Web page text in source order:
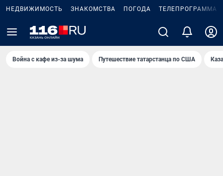
НЕДВИЖИМОСТЬ ЗНАКОМСТВА ПОГОДА ТЕЛЕПРОГРАММА
Война с кафе из-за шума Путешествие татарстанца по США